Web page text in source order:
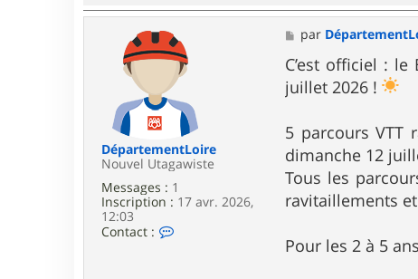
DépartementLoire
Nouvel Utagawiste
Messages : 1
Inscription : 17 avr. 2026,
12:03
Contact :
M
e
s
s
a
par
C’est officiel :
juillet 2026 !
5 parcours VTT
dimanche 12
Tous les
ravitaillements
Pour les 2 à 5